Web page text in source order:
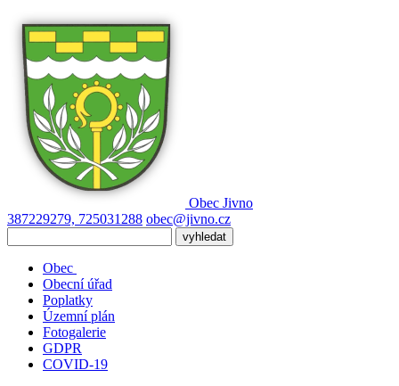
Obec Jivno
387229279, 725031288 obec@jivno.cz
Obec
Obecní úřad
Poplatky
Územní plán
Fotogalerie
GDPR
COVID-19